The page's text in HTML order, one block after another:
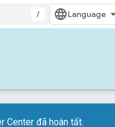
/
Center đã hoàn tất.